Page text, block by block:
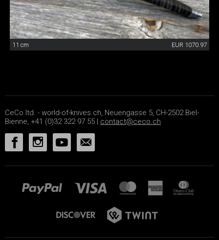
11 cm EUR 1070.97
CeCo ltd. - world-of-knives.ch, Neuengasse 5, CH-2502 Biel-
Bienne, +41 (0)32 322 97 55 | contact@ceco.ch